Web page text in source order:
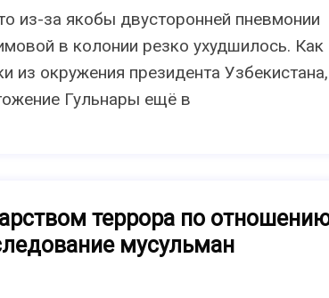
из-за якобы двусторонней пневмонии
в колонии резко ухудшилось. Как
из окружения президента Узбекистана,
Гульнары ещё в
террора по
мусульман